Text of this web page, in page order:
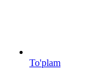
To'plam